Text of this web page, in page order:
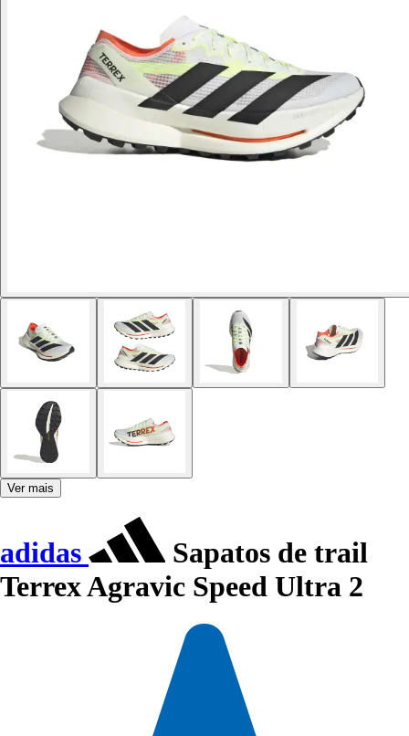
Ver mais
adidas
Sapatos de trail
Terrex Agravic Speed Ultra 2